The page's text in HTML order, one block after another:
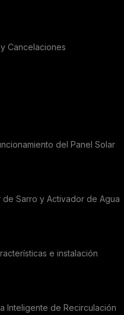
Cancelaciones
del Panel Solar
de Sarro y Activador de Agua
e instalación
Inteligente de Recirculación